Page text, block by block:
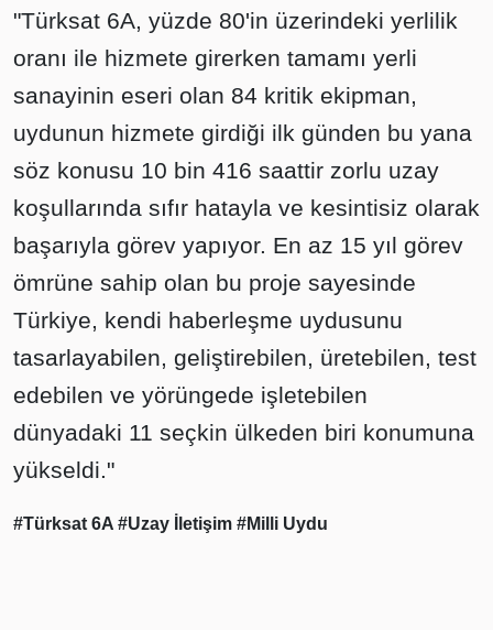
"Türksat 6A, yüzde 80'in üzerindeki yerlilik
oranı ile hizmete girerken tamamı yerli
sanayinin eseri olan 84 kritik ekipman,
uydunun hizmete girdiği ilk günden bu yana
söz konusu 10 bin 416 saattir zorlu uzay
koşullarında sıfır hatayla ve kesintisiz olarak
başarıyla görev yapıyor. En az 15 yıl görev
ömrüne sahip olan bu proje sayesinde
Türkiye, kendi haberleşme uydusunu
tasarlayabilen, geliştirebilen, üretebilen, test
edebilen ve yörüngede işletebilen
dünyadaki 11 seçkin ülkeden biri konumuna
yükseldi."
#Türksat 6A #Uzay İletişim #Milli Uydu